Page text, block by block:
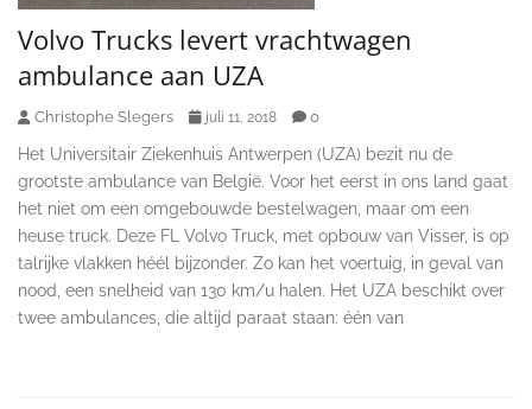
Volvo Trucks levert vrachtwagen
ambulance aan UZA
Christophe Slegers juli 11, 2018 0
Het Universitair Ziekenhuis Antwerpen (UZA) bezit nu de
grootste ambulance van België. Voor het eerst in ons land gaat
het niet om een omgebouwde bestelwagen, maar om een
heuse truck. Deze FL Volvo Truck, met opbouw van Visser, is op
talrijke vlakken héél bijzonder. Zo kan het voertuig, in geval van
nood, een snelheid van 130 km/u halen. Het UZA beschikt over
twee ambulances, die altijd paraat staan: één van